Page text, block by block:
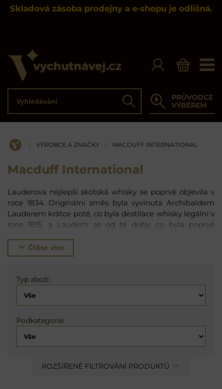
Skladová zásoba prodejny a e-shopu je odlišná.
Hledat
PRŮVODCE
VÝBĚREM
ÚVOD
/ VÝROBCE A ZNAČKY / MACDUFF INTERNATIONAL
Macduff International
Lauderova nejlepší skotská whisky se poprvé objevila v
roce 1834. Originální směs byla vyvinuta Archibaldem
Lauderem krátce poté, co byla destilace whisky legální v
roce 1815, a Lauder's se od té doby, co byla poprvé
změnila jen málo.
Čtěte více
Typ zboží:
Podkategorie:
ROZŠÍŘENÉ FILTROVÁNÍ PRODUKTŮ